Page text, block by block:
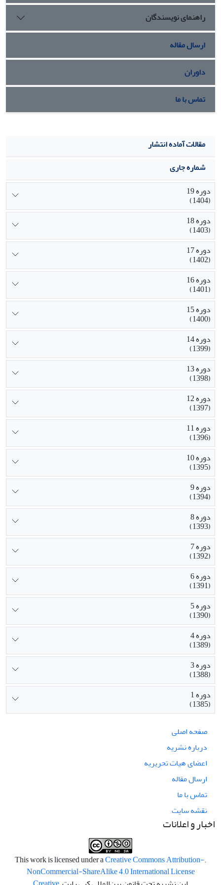
راهنمای نویسندگان
ارسال مقاله
داوران
تماس با ما
مقالات آماده انتشار
شماره جاری
دوره 19
(1404)
دوره 18
(1403)
دوره 17
(1402)
دوره 16
(1401)
دوره 15
(1400)
دوره 14
(1399)
دوره 13
(1398)
دوره 12
(1397)
دوره 11
(1396)
دوره 10
(1395)
دوره 9
(1394)
دوره 8
(1393)
دوره 7
(1392)
دوره 6
(1391)
دوره 5
(1390)
دوره 4
(1389)
دوره 3
(1388)
دوره 1
(1385)
صفحه اصلی
درباره نشریه
اعضای هیات تحریریه
ارسال مقاله
تماس با ما
نقشه سایت
اخبار و اعلانات
.This work is licensed under a
Creative Commons Attribution-
NonCommercial-ShareAlike 4.0 International License